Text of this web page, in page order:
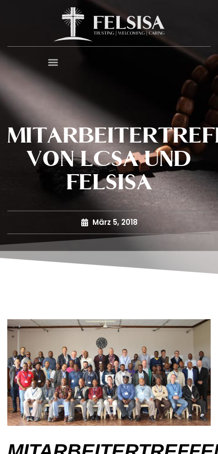
VON LCSA UND
FELSISA
März 5, 2018